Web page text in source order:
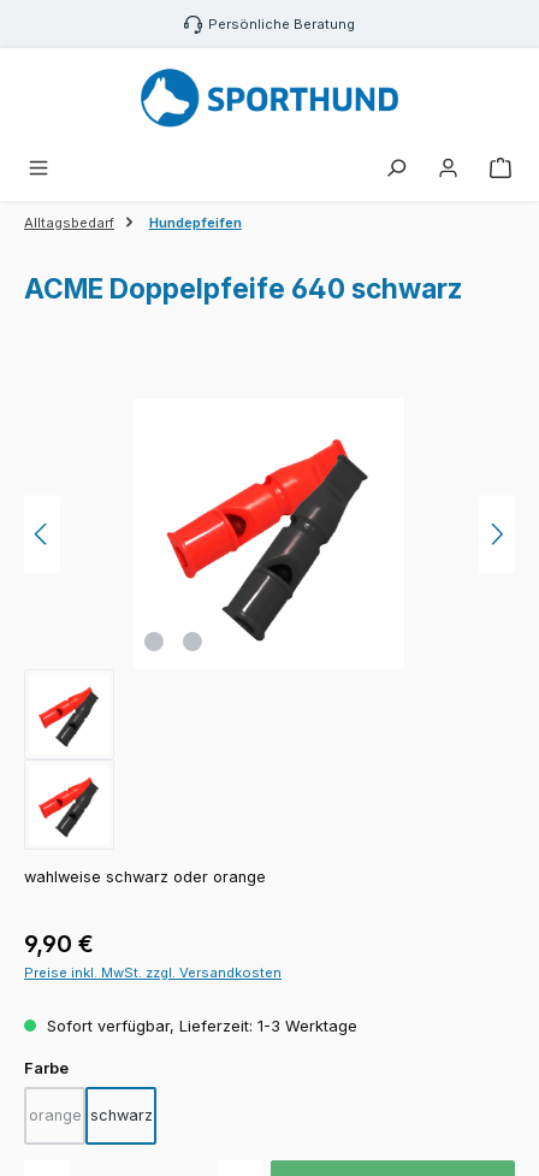
Zum Hauptinhalt springen Persönliche Beratung
Alltagsbedarf Hundepfeifen
ACME Doppelpfeife 640 schwarz
wahlweise schwarz oder orange
Regulärer Preis:
9,90 €
Preise inkl. MwSt. zzgl. Versandkosten
Sofort verfügbar, Lieferzeit: 1-3 Werktage
Farbeauswählen
orange
(Diese Option ist zurzeit nicht verfügbar.)
schwarz